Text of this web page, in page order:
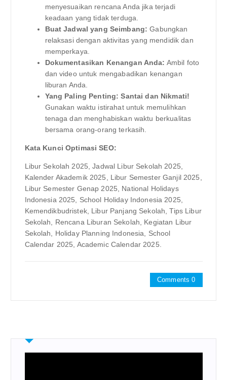
menyesuaikan rencana Anda jika terjadi
keadaan yang tidak terduga.
Buat Jadwal yang Seimbang: Gabungkan
relaksasi dengan aktivitas yang mendidik dan
memperkaya.
Dokumentasikan Kenangan Anda: Ambil foto
dan video untuk mengabadikan kenangan
liburan Anda.
Yang Paling Penting: Santai dan Nikmati!
Gunakan waktu istirahat untuk memulihkan
tenaga dan menghabiskan waktu berkualitas
bersama orang-orang terkasih.
Kata Kunci Optimasi SEO:
Libur Sekolah 2025, Jadwal Libur Sekolah 2025,
Kalender Akademik 2025, Libur Semester Ganjil 2025,
Libur Semester Genap 2025, National Holidays
Indonesia 2025, School Holiday Indonesia 2025,
Kemendikbudristek, Libur Panjang Sekolah, Tips Libur
Sekolah, Rencana Liburan Sekolah, Kegiatan Libur
Sekolah, Holiday Planning Indonesia, School
Calendar 2025, Academic Calendar 2025.
Comments 0